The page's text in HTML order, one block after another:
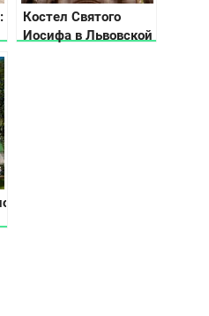
Костел Святого
Иосифа в Львовской